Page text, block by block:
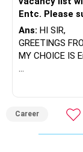
Entc. Please
Ans: HI SIR,
GREETINGS
MY CHOICE IS
Career